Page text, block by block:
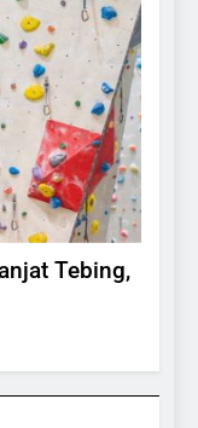
Tebing,